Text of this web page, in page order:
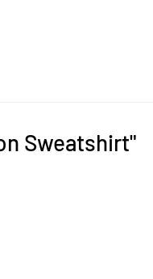
Sweatshirt"